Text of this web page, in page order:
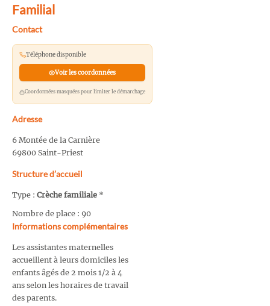
Familial
Contact
Téléphone disponible
Voir les coordonnées
Coordonnées masquées pour limiter le démarchage
Adresse
6 Montée de la Carnière
69800 Saint-Priest
Structure d’accueil
Type : Crèche familiale *
Nombre de place : 90
Informations complémentaires
Les assistantes maternelles
accueillent à leurs domiciles les
enfants âgés de 2 mois 1/2 à 4
ans selon les horaires de travail
des parents.